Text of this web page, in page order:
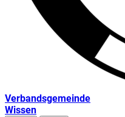
Verbandsgemeinde
Wissen